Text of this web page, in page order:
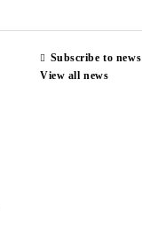
Subscribe to news
View all news